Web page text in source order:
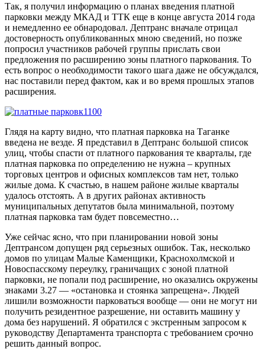
Так, я получил информацию о планах введения платной
парковки между МКАД и ТТК еще в конце августа 2014 года
и немедленно ее обнародовал. Дептранс вначале отрицал
достоверность опубликованных мною сведений, но позже
попросил участников рабочей группы прислать свои
предложения по расширению зоны платного паркования. То
есть вопрос о необходимости такого шага даже не обсуждался,
нас поставили перед фактом, как и во время прошлых этапов
расширения.
Глядя на карту видно, что платная парковка на Таганке
введена не везде. Я представил в Дептранс большой список
улиц, чтобы спасти от платного паркования те кварталы, где
платная парковка по определению не нужна – крупных
торговых центров и офисных комплексов там нет, только
жилые дома. К счастью, в нашем районе жилые кварталы
удалось отстоять. А в других районах активность
муниципальных депутатов была минимальной, поэтому
платная парковка там будет повсеместно…
Уже сейчас ясно, что при планировании новой зоны
Дептрансом допущен ряд серьезных ошибок. Так, несколько
домов по улицам Малые Каменщики, Краснохолмской и
Новоспасскому переулку, граничащих с зоной платной
парковки, не попали под расширение, но оказались окружены
знаками 3.27 — «остановка и стоянка запрещена». Людей
лишили возможности парковаться вообще — они не могут ни
получить резидентное разрешение, ни оставить машину у
дома без нарушений. Я обратился с экстренным запросом к
руководству Департамента транспорта с требованием срочно
решить данный вопрос.